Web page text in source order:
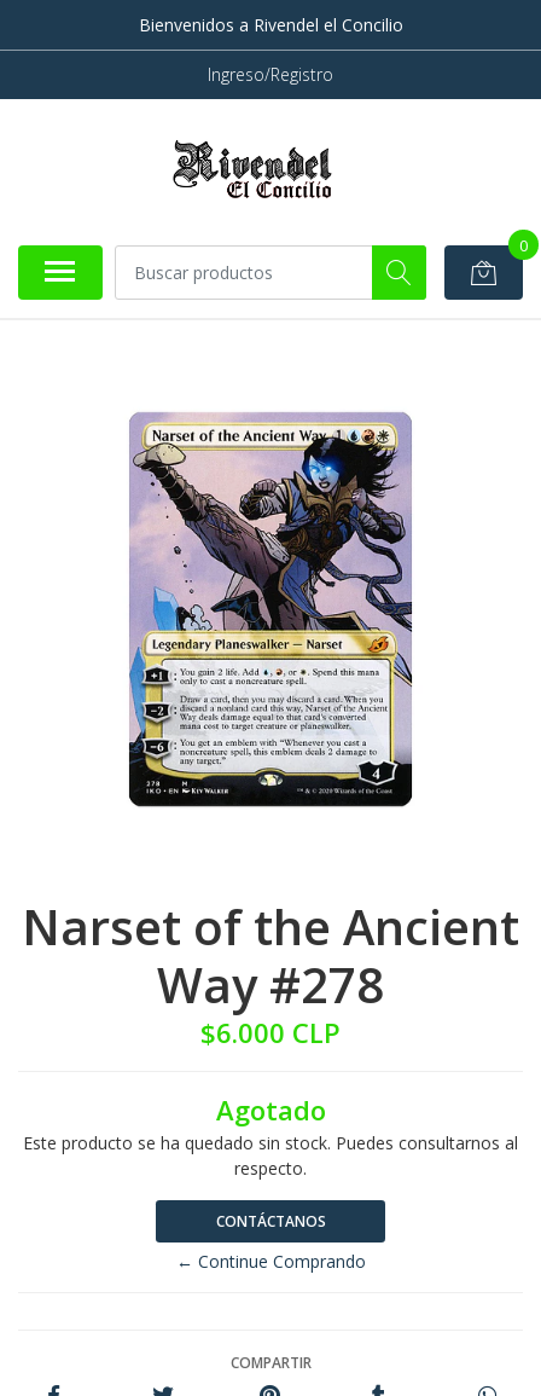
Bienvenidos a Rivendel el Concilio
Ingreso/Registro
0
Narset of the Ancient
Way #278
$6.000 CLP
Agotado
Este producto se ha quedado sin stock. Puedes consultarnos al
respecto.
CONTÁCTANOS
← Continue Comprando
COMPARTIR